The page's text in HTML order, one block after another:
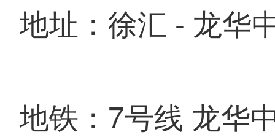
地址：徐汇 - 龙华
地铁：7号线 龙华